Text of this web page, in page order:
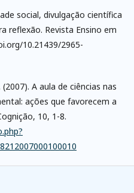
social, divulgação científica
reflexão. Revista Ensino em
10.21439/2965-
A aula de ciências nas
ações que favorecem a
10, 1-8.